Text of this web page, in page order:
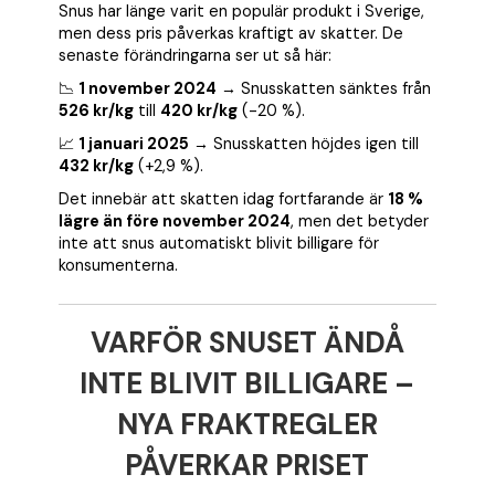
Snus har länge varit en populär produkt i Sverige,
men dess pris påverkas kraftigt av skatter. De
senaste förändringarna ser ut så här:
📉 1 november 2024 → Snusskatten sänktes från
526 kr/kgtill 420 kr/kg(-20 %).
📈 1 januari 2025 → Snusskatten höjdes igen till
432 kr/kg(+2,9 %).
Det innebär att skatten idag fortfarande är 18 %
lägre än före november 2024, men det betyder
inte att snus automatiskt blivit billigare för
konsumenterna.
VARFÖR SNUSET ÄNDÅ
INTE BLIVIT BILLIGARE –
NYA FRAKTREGLER
PÅVERKAR PRISET